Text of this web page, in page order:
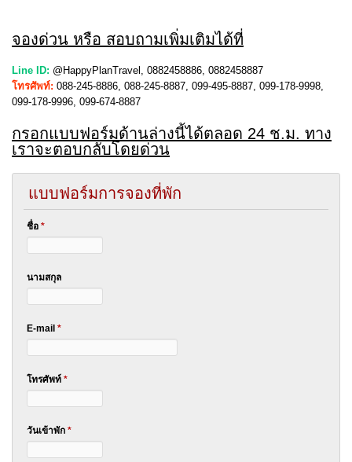
จองด่วน หรือ สอบถามเพิ่มเติมได้ที่
Line ID: @HappyPlanTravel, 0882458886, 0882458887
โทรศัพท์: 088-245-8886, 088-245-8887, 099-495-8887, 099-178-9998,
099-178-9996, 099-674-8887
กรอกแบบฟอร์มด้านล่างนี้ได้ตลอด 24 ช.ม. ทาง
เราจะตอบกลับโดยด่วน
แบบฟอร์มการจองที่พัก
ชื่อ *
นามสกุล
E-mail *
โทรศัพท์ *
วันเข้าพัก *